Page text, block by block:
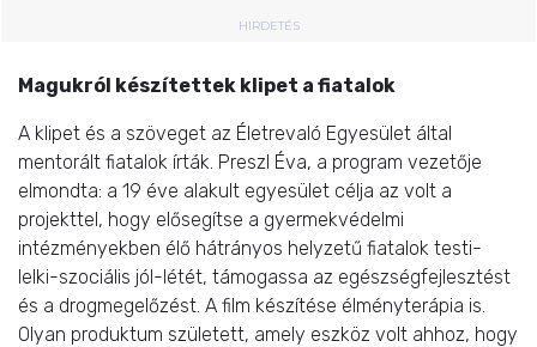
HIRDETÉS
Magukról készítettek klipet a fiatalok
A klipet és a szöveget az Életrevaló Egyesület által
mentorált fiatalok írták. Preszl Éva, a program vezetője
elmondta: a 19 éve alakult egyesület célja az volt a
projekttel, hogy elősegítse a gyermekvédelmi
intézményekben élő hátrányos helyzetű fiatalok testi-
lelki-szociális jól-létét, támogassa az egészségfejlesztést
és a drogmegelőzést. A film készítése élményterápia is.
Olyan produktum született, amely eszköz volt ahhoz, hogy